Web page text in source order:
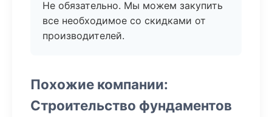
Не обязательно. Мы можем закупить
все необходимое со скидками от
производителей.
Похожие компании:
Строительство фундаментов